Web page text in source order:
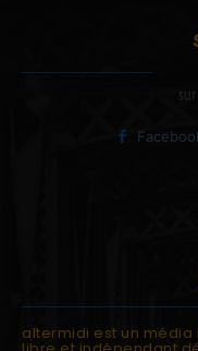
altermidi est un